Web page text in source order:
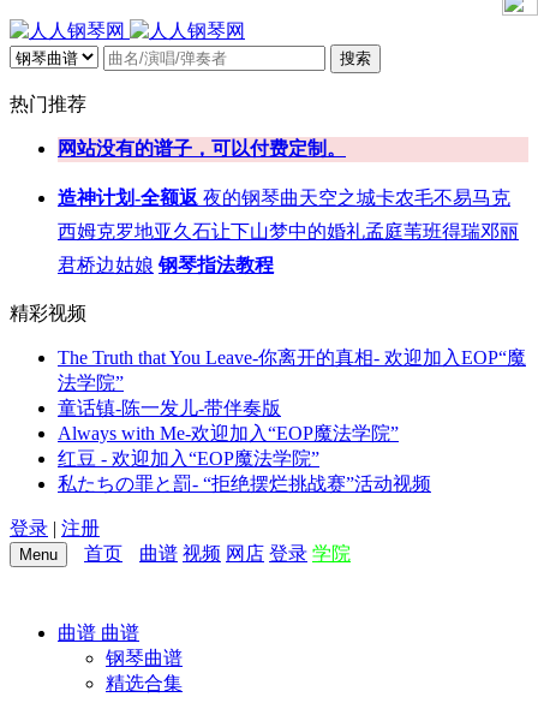
搜索
热门推荐
网站没有的谱子，可以付费定制。
造神计划-全额返 夜的钢琴曲天空之城卡农毛不易马克
西姆克罗地亚久石让下山梦中的婚礼孟庭苇班得瑞邓丽
君桥边姑娘 钢琴指法教程
精彩视频
The Truth that You Leave-你离开的真相- 欢迎加入EOP“魔
法学院”
童话镇-陈一发儿-带伴奏版
Always with Me-欢迎加入“EOP魔法学院”
红豆 - 欢迎加入“EOP魔法学院”
私たちの罪と罰- “拒绝摆烂挑战赛”活动视频
登录 | 注册
Menu 首页 曲谱 视频 网店 登录 学院
曲谱 曲谱
钢琴曲谱
精选合集